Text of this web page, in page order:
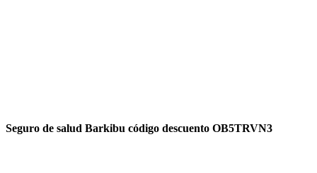
Seguro de salud Barkibu código descuento OB5TRVN3